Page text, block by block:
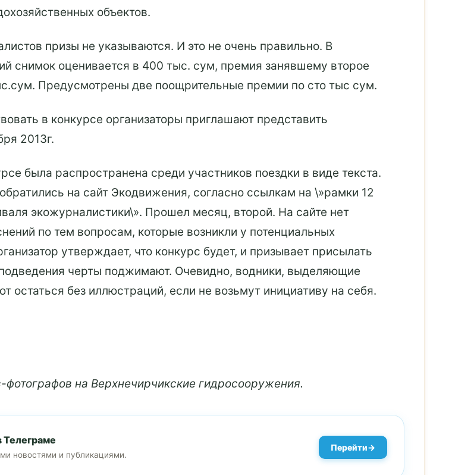
объектов.
призы не указываются. И это не очень правильно. В
снимок оценивается в 400 тыс. сум, премия занявшему второе
Предусмотрены две поощрительные премии по сто тыс сум.
в конкурсе организаторы приглашают представить
2013г.
была распространена среди участников поездки в виде текста.
на сайт Экодвижения, согласно ссылкам на \»рамки 12
экожурналистики\». Прошел месяц, второй. На сайте нет
по тем вопросам, которые возникли у потенциальных
утверждает, что конкурс будет, и призывает присылать
черты поджимают. Очевидно, водники, выделяющие
остаться без иллюстраций, если не возьмут инициативу на себя.
на Верхнечирчикские гидросооружения.
Телеграме
новостями и публикациями.
Перейти